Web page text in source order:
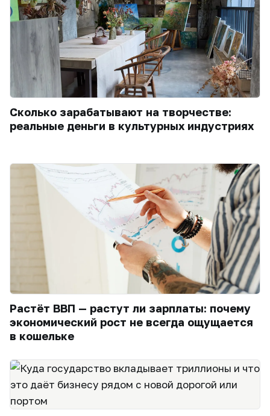
Сколько зарабатывают на творчестве:
реальные деньги в культурных индустриях
Растёт ВВП — растут ли зарплаты: почему
экономический рост не всегда ощущается
в кошельке